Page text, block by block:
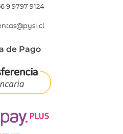
9 9797 9124
de Pago